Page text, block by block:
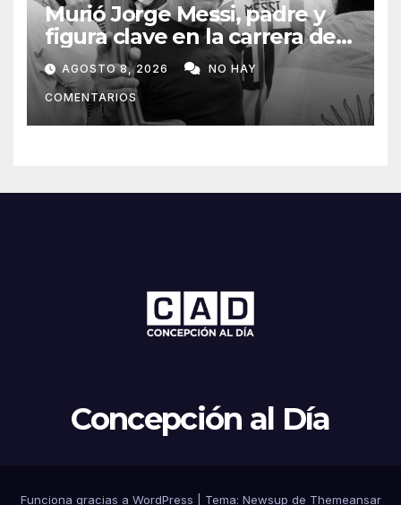
Murió Jorge Messi, padre y
figura clave en la carrera de
Lionel Messi
AGOSTO 8, 2026 NO HAY
COMENTARIOS
Concepción al Día
Funciona gracias a WordPress Tema: Newsup de Themeansar